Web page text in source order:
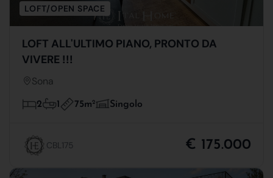
LOFT/OPEN SPACE
LOFT ALL'ULTIMO PIANO, PRONTO DA
VIVERE !!!
Sona
2 1 75m2 Singolo
CBL175 € 175.000